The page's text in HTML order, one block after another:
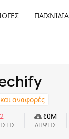
ΠΑΙΧΝΙΔΙΑ
και αναφορές
60M
ΛΗΨΕΙΣ